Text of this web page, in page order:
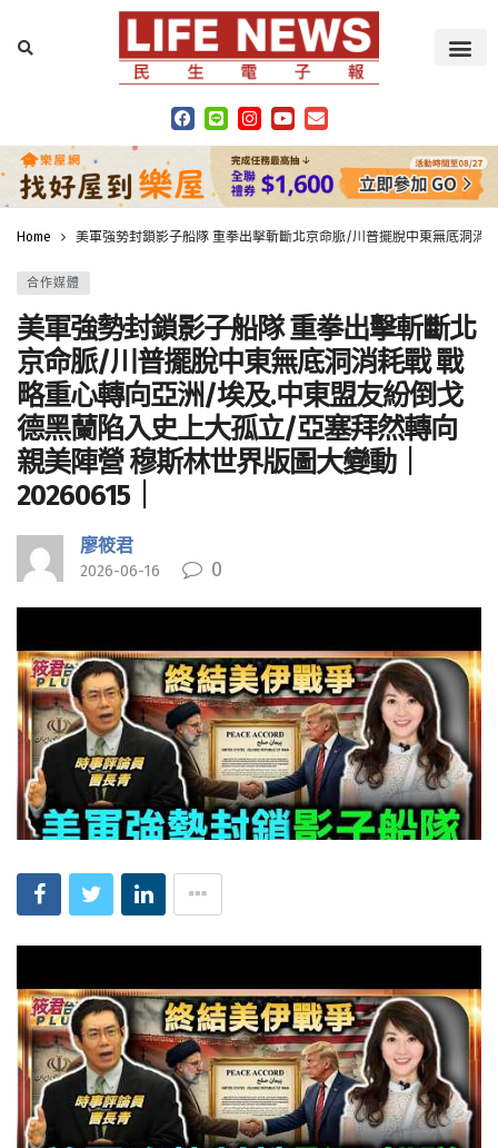
Home 美軍強勢封鎖影子船隊 重拳出擊斬斷北京命脈/川普擺脫中東無底洞消
合作媒體
美軍強勢封鎖影子船隊 重拳出擊斬斷北
京命脈/川普擺脫中東無底洞消耗戰 戰
略重心轉向亞洲/埃及.中東盟友紛倒戈
德黑蘭陷入史上大孤立/亞塞拜然轉向
親美陣營 穆斯林世界版圖大變動｜
20260615｜
廖筱君
2026-06-16 0